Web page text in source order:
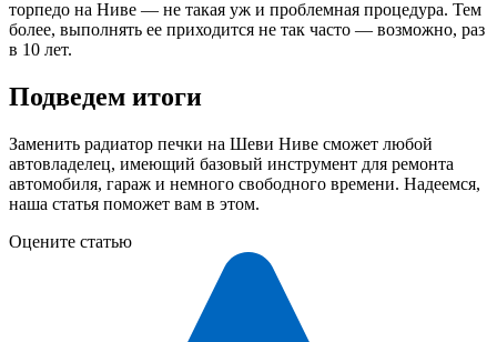
торпедо на Ниве — не такая уж и проблемная процедура. Тем
более, выполнять ее приходится не так часто — возможно, раз
в 10 лет.
Подведем итоги
Заменить радиатор печки на Шеви Ниве сможет любой
автовладелец, имеющий базовый инструмент для ремонта
автомобиля, гараж и немного свободного времени. Надеемся,
наша статья поможет вам в этом.
Оцените статью